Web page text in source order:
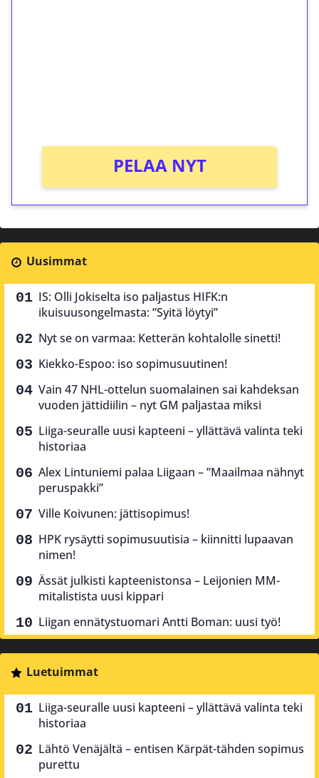
PELAA NYT
Uusimmat
IS: Olli Jokiselta iso paljastus HIFK:n
ikuisuusongelmasta: ”Syitä löytyi”
Nyt se on varmaa: Ketterän kohtalolle sinetti!
Kiekko-Espoo: iso sopimusuutinen!
Vain 47 NHL-ottelun suomalainen sai kahdeksan
vuoden jättidiilin – nyt GM paljastaa miksi
Liiga-seuralle uusi kapteeni – yllättävä valinta teki
historiaa
Alex Lintuniemi palaa Liigaan – ”Maailmaa nähnyt
peruspakki”
Ville Koivunen: jättisopimus!
HPK rysäytti sopimusuutisia – kiinnitti lupaavan
nimen!
Ässät julkisti kapteenistonsa – Leijonien MM-
mitalistista uusi kippari
Liigan ennätystuomari Antti Boman: uusi työ!
Luetuimmat
Liiga-seuralle uusi kapteeni – yllättävä valinta teki
historiaa
Lähtö Venäjältä – entisen Kärpät-tähden sopimus
purettu